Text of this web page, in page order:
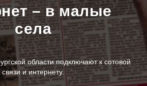
– в малые
села
области подключают к сотовой
связи и интернету.